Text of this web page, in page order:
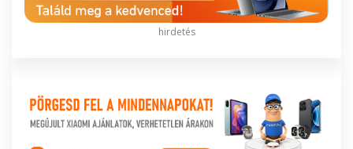
hirdetés